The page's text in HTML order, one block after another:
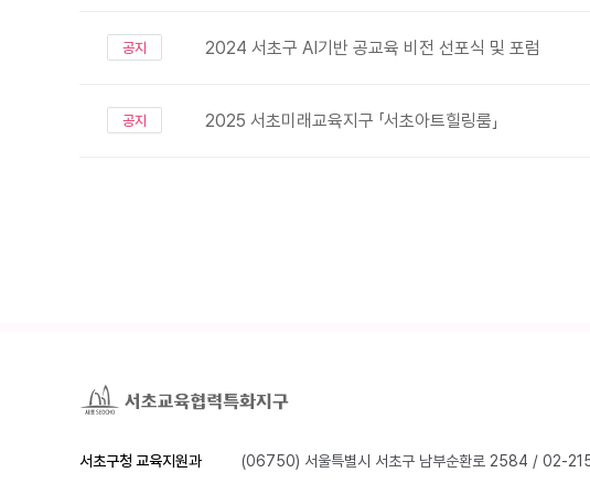
공지 2024 서초구 AI기반 공교육 비전 선포식 및 포럼
공지 2025 서초미래교육지구 「서초아트힐링룸」
서초구청 교육지원과 (06750) 서울특별시 서초구 남부순환로 2584 / 02-